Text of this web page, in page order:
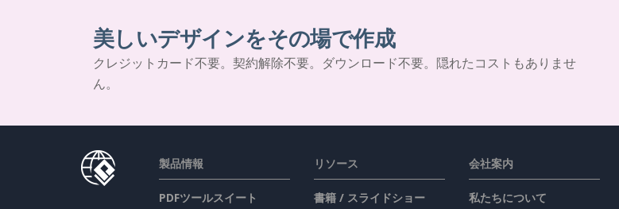
美しいデザインをその場で作成
クレジットカード不要。契約解除不要。ダウンロード不要。隠れたコストもありませ
ん。
製品情報
PDFツールスイート
リソース
書籍 / スライドショー
会社案内
私たちについて